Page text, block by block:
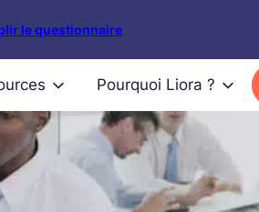
le questionnaire
Pourquoi Liora ?